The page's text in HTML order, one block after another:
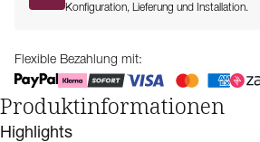
Konfiguration, Lieferung und Installation.
Flexible Bezahlung mit:
Produktinformationen
Highlights